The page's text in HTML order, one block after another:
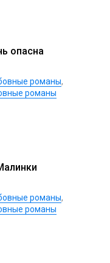
опасна
романы,
романы
романы,
романы